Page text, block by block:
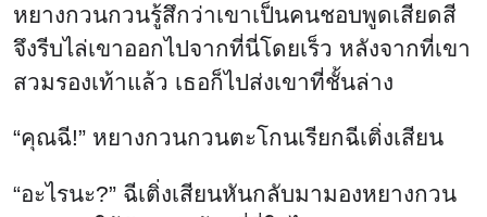
หยางกวนกวนรู้สึกว่าเขาเป็นคนชอบพูดเสียดสี
จึงรีบไล่เขาออกไปจากที่นี่โดยเร็ว หลังจากที่เขา
สวมรองเท้าแล้ว เธอก็ไปส่งเขาที่ชั้นล่าง
“คุณฉี!” หยางกวนกวนตะโกนเรียกฉีเติ่งเสียน